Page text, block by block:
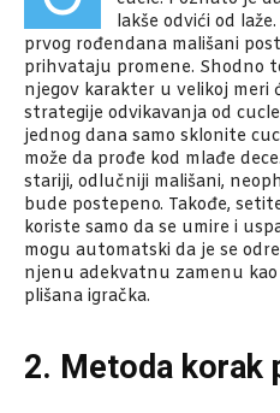
lakše odvići od
prvog rođendana mališani
prihvataju promene. Shodno
njegov karakter u velikoj meri
strategije odvikavanja od
jednog dana samo sklonite
može da prođe kod mlađe
stariji, odlučniji mališani,
bude postepeno. Takođe,
koriste samo da se umire i
mogu automatski da je se
njenu adekvatnu zamenu
plišana igračka.
2. Metoda korak